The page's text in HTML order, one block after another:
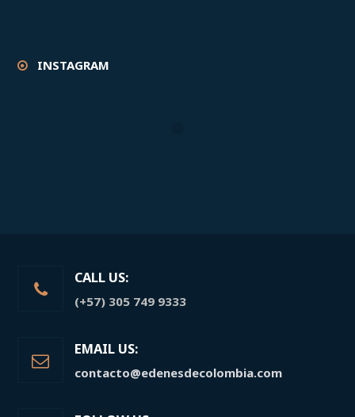
INSTAGRAM
CALL US:
(+57) 305 749 9333
EMAIL US:
contacto@edenesdecolombia.com